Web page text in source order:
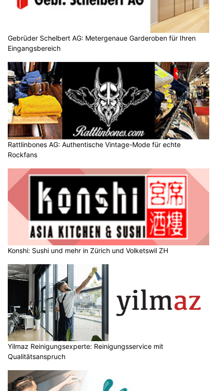
Gebrüder Schelbert AG: Metergenaue Garderoben für Ihren
Eingangsbereich
Rattlinbones AG: Authentische Vintage-Mode für echte
Rockfans
Konshi: Sushi und mehr in Zürich und Volketswil ZH
Yilmaz Reinigungsexperte: Reinigungsservice mit
Qualitätsanspruch